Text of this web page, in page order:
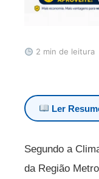
2 min de leitura
Ler
Segundo a
da Região